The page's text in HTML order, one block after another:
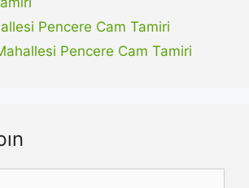
Pencere Cam Tamiri
Pencere Cam Tamiri